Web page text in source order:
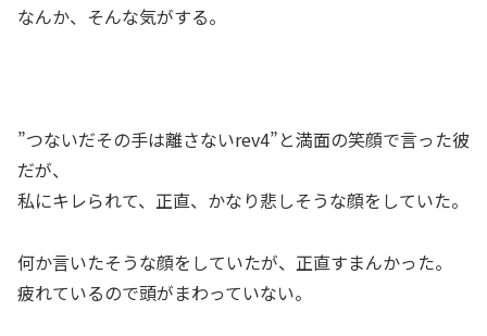
なんか、そんな気がする。
”つないだその手は離さないrev4”と満面の笑顔で言った彼
だが、
私にキレられて、正直、かなり悲しそうな顔をしていた。
何か言いたそうな顔をしていたが、正直すまんかった。
疲れているので頭がまわっていない。